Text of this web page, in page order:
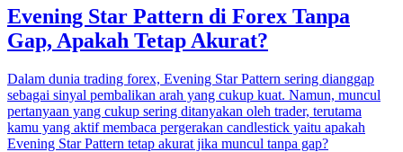
Evening Star Pattern di Forex Tanpa
Gap, Apakah Tetap Akurat?
Dalam dunia trading forex, Evening Star Pattern sering dianggap
sebagai sinyal pembalikan arah yang cukup kuat. Namun, muncul
pertanyaan yang cukup sering ditanyakan oleh trader, terutama
kamu yang aktif membaca pergerakan candlestick yaitu apakah
Evening Star Pattern tetap akurat jika muncul tanpa gap?